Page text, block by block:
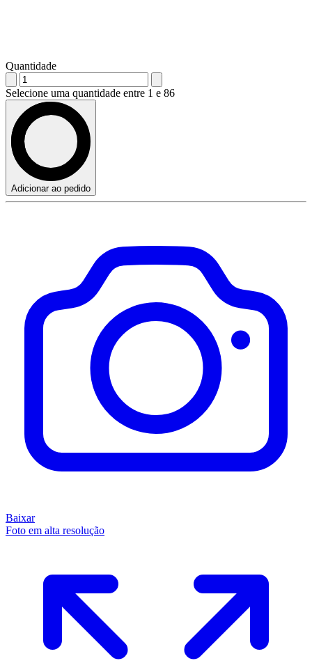
Quantidade
Selecione uma quantidade entre 1 e 86
Adicionar ao pedido
Baixar
Foto em alta resolução